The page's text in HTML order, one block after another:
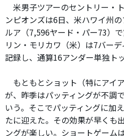
米男子ツアーのセントリー・
ンピオンズは6日、米ハワイ州
ルア（7,596ヤード・パー73）
リン・モリカワ（米）は7バー
記録し、通算16アンダー単独ト
もともとショット（特にアイ
が、昨季はパッティングが不調
いう。そこでパッティングに加
たに迎えた。その効果が早くも
ングが楽しい。ショートゲーム